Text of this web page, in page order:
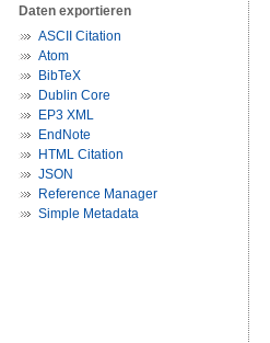
Daten exportieren
ASCII Citation
Atom
BibTeX
Dublin Core
EP3 XML
EndNote
HTML Citation
JSON
Reference Manager
Simple Metadata